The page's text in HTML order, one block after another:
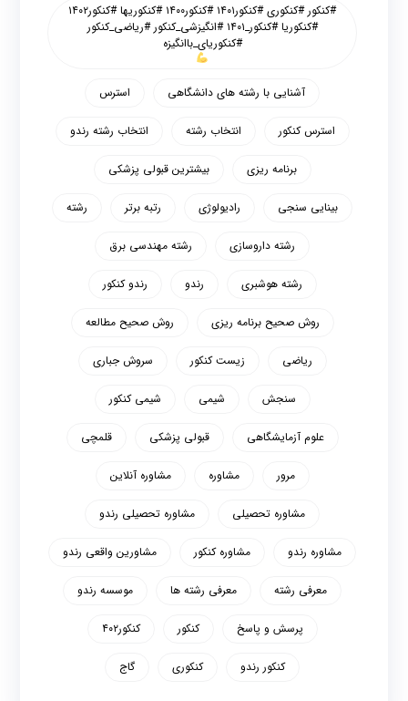
#کنکور #کنکوری #کنکور۱۴۰۱ #کنکور۱۴۰۰ #کنکوریها #کنکور۱۴۰۲
#کنکوریا #کنکور_۱۴۰۱ #انگیزشی_کنکور #ریاضی_کنکور
#کنکوریای_باانگیزه
آشنایی با رشته های دانشگاهی استرس
استرس کنکور انتخاب رشته انتخاب رشته رندو
برنامه ریزی بیشترین قبولی پزشکی
بینایی سنجی رادیولوژی رتبه برتر رشته
رشته داروسازی رشته مهندسی برق
رشته هوشبری رندو رندو کنکور
روش صحیح برنامه ریزی روش صحیح مطالعه
ریاضی زیست کنکور سروش جباری
سنجش شیمی شیمی کنکور
علوم آزمایشگاهی قبولی پزشکی قلمچی
مرور مشاوره مشاوره آنلاین
مشاوره تحصیلی مشاوره تحصیلی رندو
مشاوره رندو مشاوره کنکور مشاورین واقعی رندو
معرفی رشته معرفی رشته ها موسسه رندو
پرسش و پاسخ کنکور کنکور۴۰۲
کنکور رندو کنکوری گاج